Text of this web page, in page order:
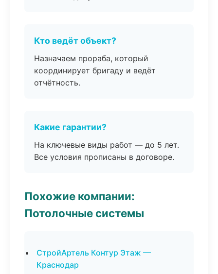
Кто ведёт объект?
Назначаем прораба, который
координирует бригаду и ведёт
отчётность.
Какие гарантии?
На ключевые виды работ — до 5 лет.
Все условия прописаны в договоре.
Похожие компании:
Потолочные системы
СтройАртель Контур Этаж —
Краснодар